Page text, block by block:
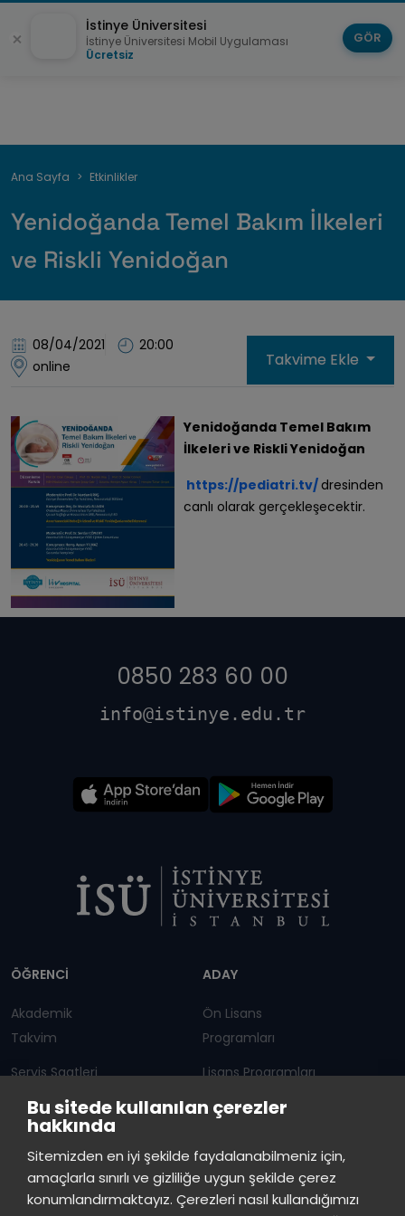
Bu sitede kullanılan çerezler
hakkında
Sitemizden en iyi şekilde faydalanabilmeniz için,
amaçlarla sınırlı ve gizliliğe uygun şekilde çerez
konumlandırmaktayız. Çerezleri nasıl kullandığımızı
Sayfa
Ana Sayfa Etkinlikler
Yenidoğanda Temel Bakım İlkeleri
ve Riskli Yenidoğan
08/04/2021
20:00
online
Takvime Ekle
Yenidoğanda Temel Bakım
İlkeleri ve Riskli Yenidoğan
https://pediatri.tv/dresinden
canlı olarak gerçekleşecektir.
0850 283 60 00
info@istinye.edu.tr
ÖĞRENCİ
Akademik
Takvim
Servis Saatleri
Duyurular
ADAY
Ön Lisans
Programları
Lisans Programları
Lisansüstü
İSTİNYE
çevrimiçi
İstinye Üniversitesi
İstinye Üniversitesi Mobil Uygulaması
Ücretsiz
GÖR